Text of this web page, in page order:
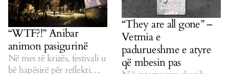
“WTF?!” Anibar
animon pasigurinë
Në mes të krizës, festivali u
bë hapësirë për reflektim
“They are all gone” –
Vetmia e
padurueshme e atyre
që mbesin pas